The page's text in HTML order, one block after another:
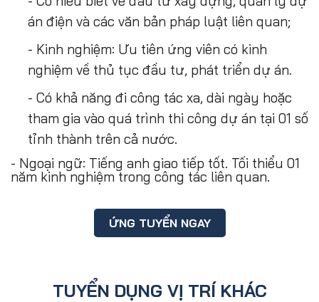
án điện và các văn bản pháp luật liên quan;
- Kinh nghiệm: Ưu tiên ứng viên có kinh
nghiệm về thủ tục đầu tư, phát triển dự án.
- Có khả năng đi công tác xa, dài ngày hoặc
tham gia vào quá trình thi công dự án tại 01 số
tỉnh thành trên cả nước.
- Ngoại ngữ: Tiếng anh giao tiếp tốt. Tối thiểu 01
năm kinh nghiệm trong công tác liên quan.
ỨNG TUYỂN NGAY
TUYỂN DỤNG VỊ TRÍ KHÁC